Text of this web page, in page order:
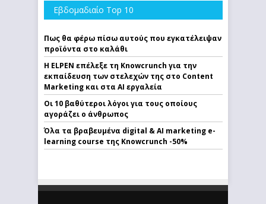
Εβδομαδιαίο Top 10
Πως θα φέρω πίσω αυτούς που εγκατέλειψαν
προϊόντα στο καλάθι
Η ELPEN επέλεξε τη Knowcrunch για την
εκπαίδευση των στελεχών της στο Content
Marketing και στα AI εργαλεία
Οι 10 βαθύτεροι λόγοι για τους οποίους
αγοράζει ο άνθρωπος
Όλα τα βραβευμένα digital & AI marketing e-
learning course της Knowcrunch -50%